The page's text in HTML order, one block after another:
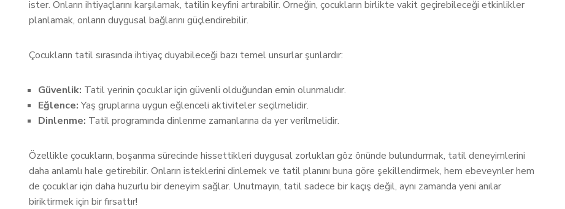
ister. Onların ihtiyaçlarını karşılamak, tatilin keyfini artırabilir. Örneğin, çocukların birlikte vakit geçirebileceği etkinlikler
planlamak, onların duygusal bağlarını güçlendirebilir.
Çocukların tatil sırasında ihtiyaç duyabileceği bazı temel unsurlar şunlardır:
Güvenlik: Tatil yerinin çocuklar için güvenli olduğundan emin olunmalıdır.
Eğlence:Yaş gruplarına uygun eğlenceli aktiviteler seçilmelidir.
Dinlenme: Tatil programında dinlenme zamanlarına da yer verilmelidir.
Özellikle çocukların, boşanma sürecinde hissettikleri duygusal zorlukları göz önünde bulundurmak, tatil deneyimlerini
daha anlamlı hale getirebilir. Onların isteklerini dinlemek ve tatil planını buna göre şekillendirmek, hem ebeveynler hem
de çocuklar için daha huzurlu bir deneyim sağlar. Unutmayın, tatil sadece bir kaçış değil, aynı zamanda yeni anılar
biriktirmek için bir fırsattır!